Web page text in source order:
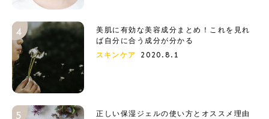
美肌に有効な美容成分まとめ！これを見れ
ば自分に合う成分が分かる
スキンケア
2020.8.1
正しい保湿ジェルの使い方とオススメ理由